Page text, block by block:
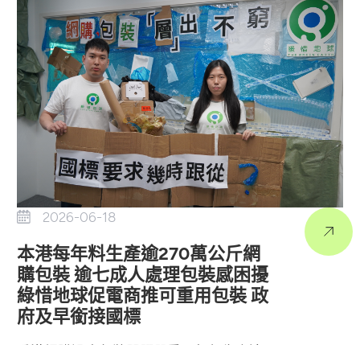
2026-06-18
本港每年料生產逾270萬公斤網
購包裝 逾七成人處理包裝感困擾
綠惜地球促電商推可重用包裝 政
府及早銜接國標